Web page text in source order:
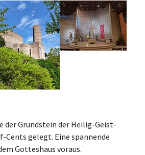
larger versionShow larger version
der Grundstein der Heilig-Geist-
Cents gelegt. Eine spannende
Gotteshaus voraus.